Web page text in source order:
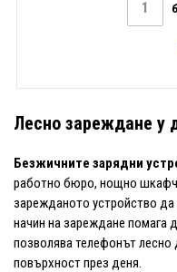
Лесно зареждане у
Безжичните зарядни
работно бюро, нощно
зарежданото устройство
начин на зареждане помага
позволява телефонът
повърхност през деня.